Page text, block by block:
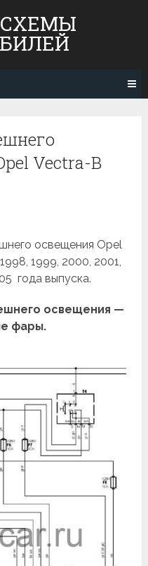
Vectra-B
освещения Opel
1999, 2000, 2001,
года выпуска.
освещения —
фары.